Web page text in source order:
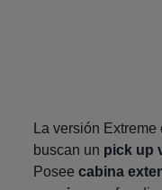
La versión
buscan un pick up
Poseecabina